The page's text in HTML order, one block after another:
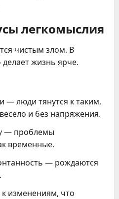
легкомыслия
чистым злом. В
жизнь ярче.
— люди тянутся к таким,
и без напряжения.
— проблемы
временные.
— рождаются
изменениям, что